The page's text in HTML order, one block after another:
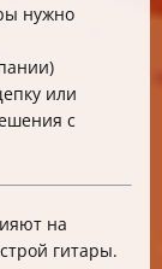
нужно
или
с
на
гитары.